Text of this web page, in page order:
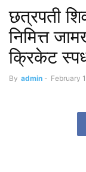
छत्रपती
निमित्त
क्रिकेट
By admin - February